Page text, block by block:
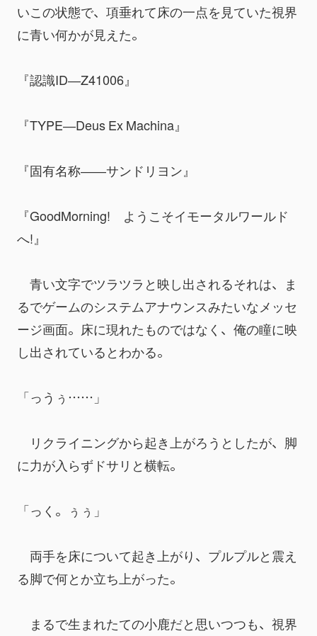
いこの状態で、項垂れて床の一点を見ていた視界
に青い何かが見えた。
『認識ID―Z41006』
『TYPE―Deus Ex Machina』
『固有名称――サンドリヨン』
『GoodMorning!　ようこそイモータルワールド
へ!』
青い文字でツラツラと映し出されるそれは、ま
るでゲームのシステムアナウンスみたいなメッセ
ージ画面。床に現れたものではなく、俺の瞳に映
し出されているとわかる。
「っうぅ……」
リクライニングから起き上がろうとしたが、脚
に力が入らずドサリと横転。
「っく。ぅぅ」
両手を床について起き上がり、プルプルと震え
る脚で何とか立ち上がった。
まるで生まれたての小鹿だと思いつつも、視界